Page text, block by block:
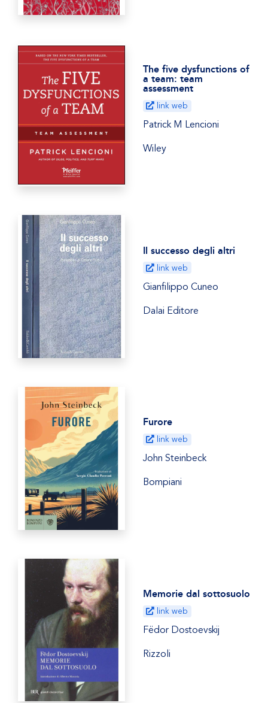
The five dysfunctions of
a team: team
assessment
link web
Patrick M Lencioni
Wiley
Il successo degli altri
link web
Gianfilippo Cuneo
Dalai Editore
Furore
link web
John Steinbeck
Bompiani
Memorie dal sottosuolo
link web
Fëdor Dostoevskij
Rizzoli